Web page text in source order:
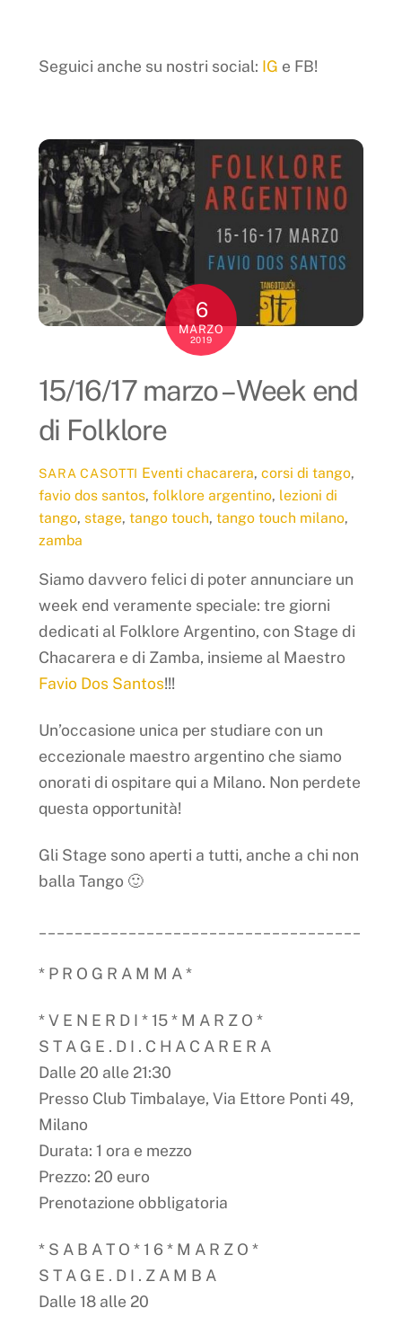
Seguici anche su nostri social: IG e FB!
6
MARZO
2019
15/16/17 marzo – Week end
di Folklore
SARA CASOTTI Eventi chacarera,corsi di tango,
favio dos santos, folklore argentino, lezioni di
tango, stage, tango touch, tango touch milano,
zamba
Siamo davvero felici di poter annunciare un
week end veramente speciale: tre giorni
dedicati al Folklore Argentino, con Stage di
Chacarera e di Zamba, insieme al Maestro
Favio Dos Santos!!!
Un’occasione unica per studiare con un
eccezionale maestro argentino che siamo
onorati di ospitare qui a Milano. Non perdete
questa opportunità!
Gli Stage sono aperti a tutti, anche a chi non
balla Tango 🙂
* P R O G R A M M A *
* V E N E R D I * 15 * M A R Z O *
S T A G E . D I . C H A C A R E R A
Dalle 20 alle 21:30
Presso Club Timbalaye, Via Ettore Ponti 49,
Milano
Durata: 1 ora e mezzo
Prezzo: 20 euro
Prenotazione obbligatoria
* S A B A T O * 1 6 * M A R Z O *
S T A G E . D I . Z A M B A
Dalle 18 alle 20